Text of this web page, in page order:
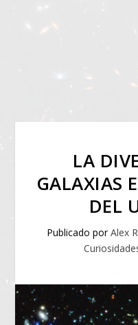
LA
GALAXIAS
DEL
Publicado porAlex